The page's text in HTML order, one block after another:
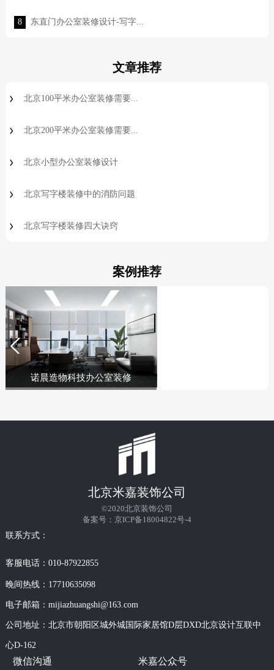
8 东直门办公室装修设计-写字...
文章推荐
北京100平米办公室装修需要...
北京200平米办公室装修需要...
北京小型办公室装修设计
北京写字楼装修中的消防问题
北京写字楼装修四大诀窍
案例推荐
诺晨造物科技办公室装修
北京米嘉装饰公司
©2020北京装饰公司
备案号： 京ICP备18004822号-4
联系方式：
客服电话： 010-87922855
晚间热线： 17710635098
电子邮箱： mijiazhuangshi@163.com
公司地址：北京市朝阳区城外城国际家居馆D层DXD北京设计互联中
心D-162
微信沟通 米嘉公众号